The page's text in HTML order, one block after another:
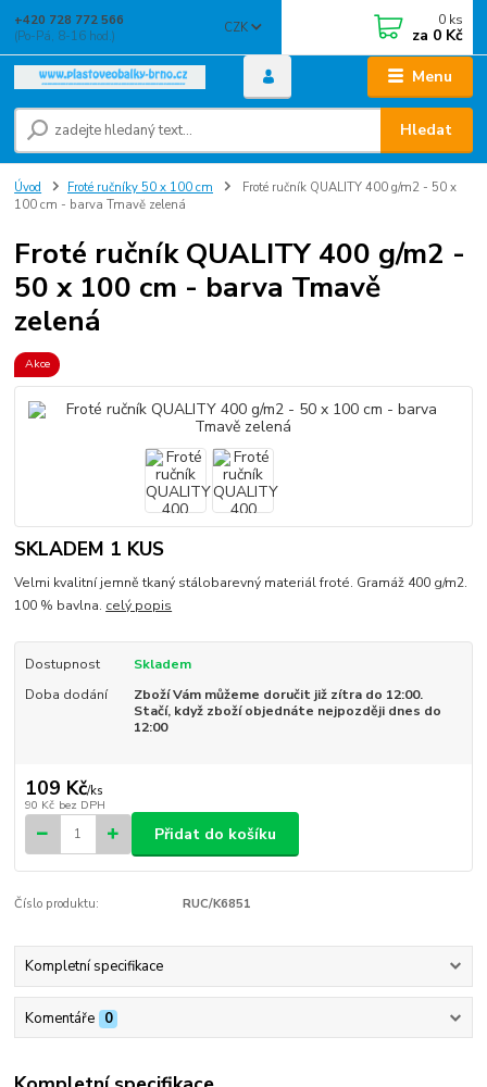
Menu
CZK
Hledat
+420 728 772 566
(Po-Pá, 8-16 hod.)
0 ks
za 0 Kč
Úvod Froté ručníky 50 x 100 cm
Froté ručník QUALITY 400 g/m2 - 50 x
100 cm - barva Tmavě zelená
Froté ručník QUALITY 400 g/m2 -
50 x 100 cm - barva Tmavě
zelená
Akce
SKLADEM 1 KUS
Velmi kvalitní jemně tkaný stálobarevný materiál froté. Gramáž 400 g/m2.
100 % bavlna. celý popis
Dostupnost
Skladem
Doba dodání
Zboží Vám můžeme doručit již zítra do 12:00.
Stačí, když zboží objednáte nejpozději dnes do
12:00
109 Kč/ks
90 Kč bez DPH
Přidat do košíku
Číslo produktu: RUC/K6851
Kompletní specifikace
Komentáře 0